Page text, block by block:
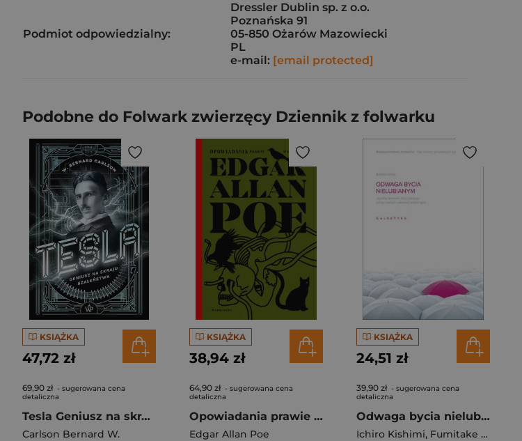
Podmiot odpowiedzialny:
Dressler Dublin sp. z o.o.
Poznańska 91
05-850 Ożarów Mazowiecki
PL
e-mail: [email protected]
Podobne do Folwark zwierzęcy Dziennik z folwarku
KSIĄŻKA
47,72 zł
69,90 zł - sugerowana cena
detaliczna
Tesla Geniusz na skraju szaleństwa
Carlson Bernard W.
KSIĄŻKA
38,94 zł
64,90 zł - sugerowana cena
detaliczna
Opowiadania prawie wszystkie
Edgar Allan Poe
KSIĄŻKA
24,51 zł
39,90 zł - sugerowana cena
detaliczna
Odwaga bycia nielubianym Japoński fenomen, który pokazuje, jak być wolnym i odmienić własne życie
Ichiro Kishimi, Fumitake Koga